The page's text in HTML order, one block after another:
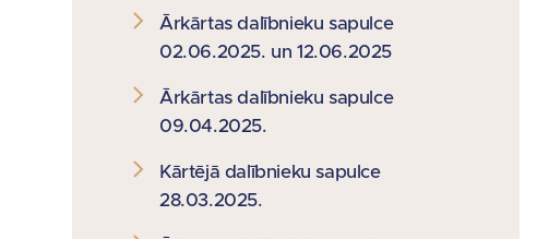
Ārkārtas dalībnieku sapulce
02.06.2025. un 12.06.2025
Ārkārtas dalībnieku sapulce
09.04.2025.
Kārtējā dalībnieku sapulce
28.03.2025.